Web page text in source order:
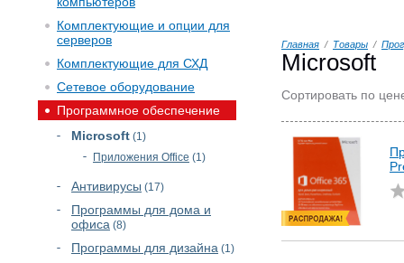
Комплектующие и опции для
серверов
Комплектующие для СХД
Сетевое оборудование
Программное обеспечение
Microsoft (1)
Приложения Office (1)
Антивирусы (17)
Программы для дома и
офиса (8)
Программы для дизайна (1)
Главная / Товары /
Microsoft
Сортировать по